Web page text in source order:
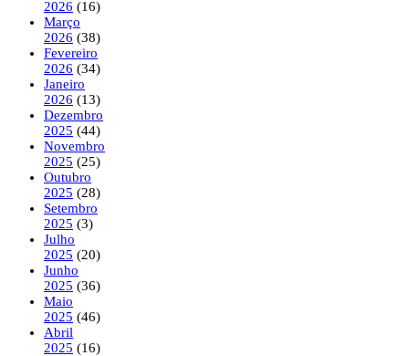
2026 (16)
Março
2026 (38)
Fevereiro
2026 (34)
Janeiro
2026 (13)
Dezembro
2025 (44)
Novembro
2025 (25)
Outubro
2025 (28)
Setembro
2025 (3)
Julho
2025 (20)
Junho
2025 (36)
Maio
2025 (46)
Abril
2025 (16)